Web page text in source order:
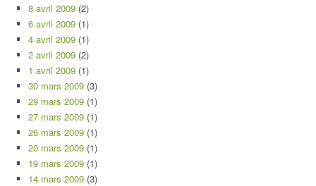
8 avril 2009 (2)
6 avril 2009 (1)
4 avril 2009 (1)
2 avril 2009 (2)
1 avril 2009 (1)
30 mars 2009 (3)
29 mars 2009 (1)
27 mars 2009 (1)
26 mars 2009 (1)
20 mars 2009 (1)
19 mars 2009 (1)
14 mars 2009 (3)